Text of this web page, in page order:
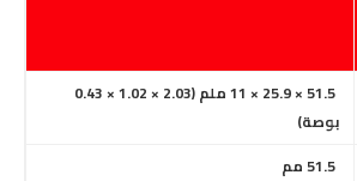
51.5 × 25.9 × 11 ملم (2.03 × 1.02 × 0.43
بوصة)
51.5مم